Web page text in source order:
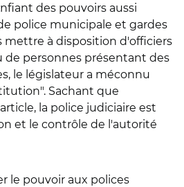
des pouvoirs aussi
police municipale et gardes
mettre à disposition d'officiers
de personnes présentant des
le législateur a méconnu
Sachant que
la police judiciaire est
et le contrôle de l'autorité
le pouvoir aux polices